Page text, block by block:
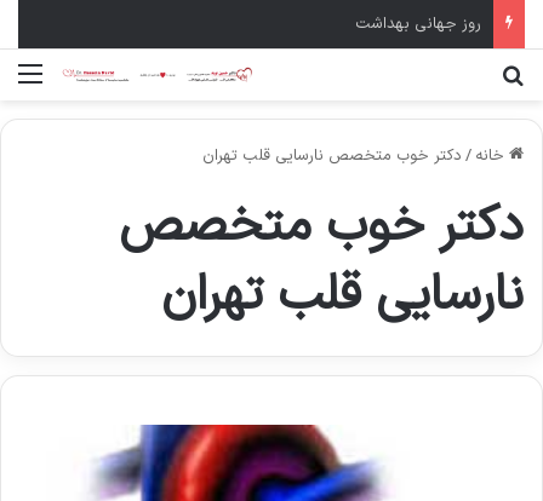
سال نو مبارک
خانه / دکتر خوب متخصص نارسایی قلب تهران
دکتر خوب متخصص
نارسایی قلب تهران